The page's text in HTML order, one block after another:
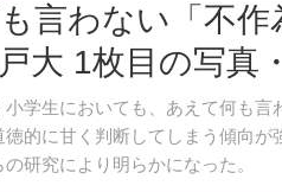
言わない「不
大 1枚目の写真
学生においても、あえて何も言
的に甘く判断してしまう傾向
研究により明らかになった。